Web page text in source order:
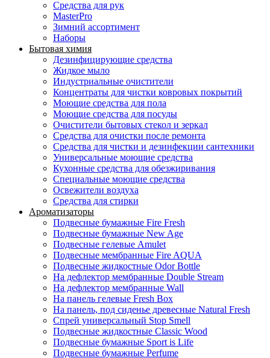
Средства для рук
MasterPro
Зимний ассортимент
Наборы
Бытовая химия
Дезинфицирующие средства
Жидкое мыло
Индустриальные очистители
Концентраты для чистки ковровых покрытий
Моющие средства для пола
Моющие средства для посуды
Очистители бытовых стекол и зеркал
Средства для очистки после ремонта
Средства для чистки и дезинфекции сантехники
Универсальные моющие средства
Кухонные средства для обезжиривания
Специальные моющие средства
Освежители воздуха
Средства для стирки
Ароматизаторы
Подвесные бумажные Fire Fresh
Подвесные бумажные New Age
Подвесные гелевые Amulet
Подвесные мембранные Fire AQUA
Подвесные жидкостные Odor Bottle
На дефлектор мембранные Double Stream
На дефлектор мембранные Wall
На панель гелевые Fresh Box
На панель, под сиденье древесные Natural Fresh
Спрей универсальный Stop Smell
Подвесные жидкостные Classic Wood
Подвесные бумажные Sport is Life
Подвесные бумажные Perfume